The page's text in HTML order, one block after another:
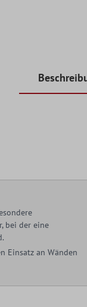
bei der eine
Einsatz an Wänden